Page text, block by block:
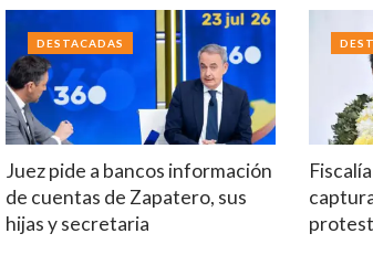
Juez pide a bancos información
de cuentas de Zapatero, sus
hijas y secretaria
DESTACADAS